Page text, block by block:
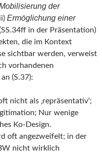
der
Ermöglichung einer
in der Präsentation)
die im Kontext
sichtbar werden, verweist
vorhandenen
(S.37):
nicht als ‚repräsentativ‘;
Nur wenige
Ko-Design.
oft angezweifelt; in der
nicht wirklich